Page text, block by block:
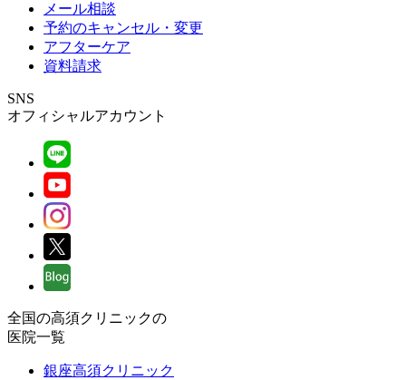
メール相談
予約のキャンセル・変更
アフターケア
資料請求
SNS
オフィシャルアカウント
全国の高須クリニックの
医院一覧
銀座高須クリニック